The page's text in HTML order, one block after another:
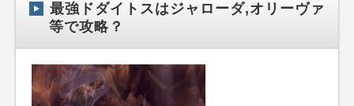
最強ドダイトスはジャローダ,オリーヴァ
等で攻略？